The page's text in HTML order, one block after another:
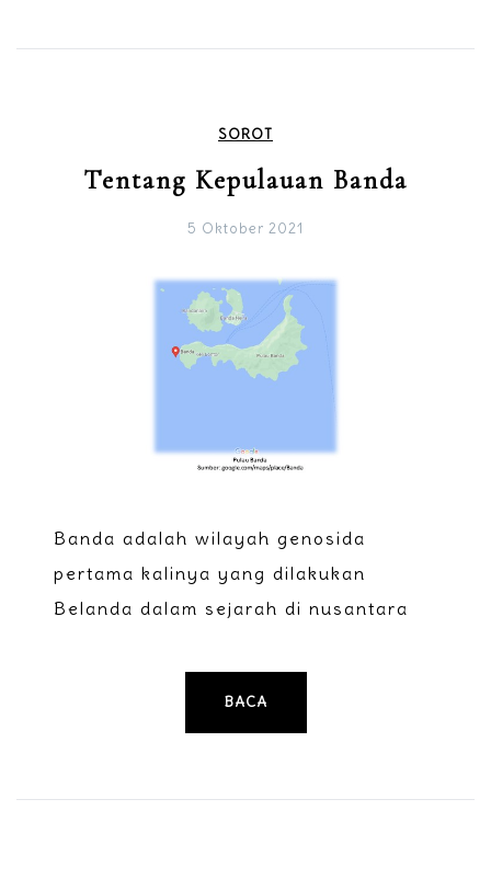
SOROT
Tentang Kepulauan Banda
5 Oktober 2021
Banda adalah wilayah genosida
pertama kalinya yang dilakukan
Belanda dalam sejarah di nusantara
BACA